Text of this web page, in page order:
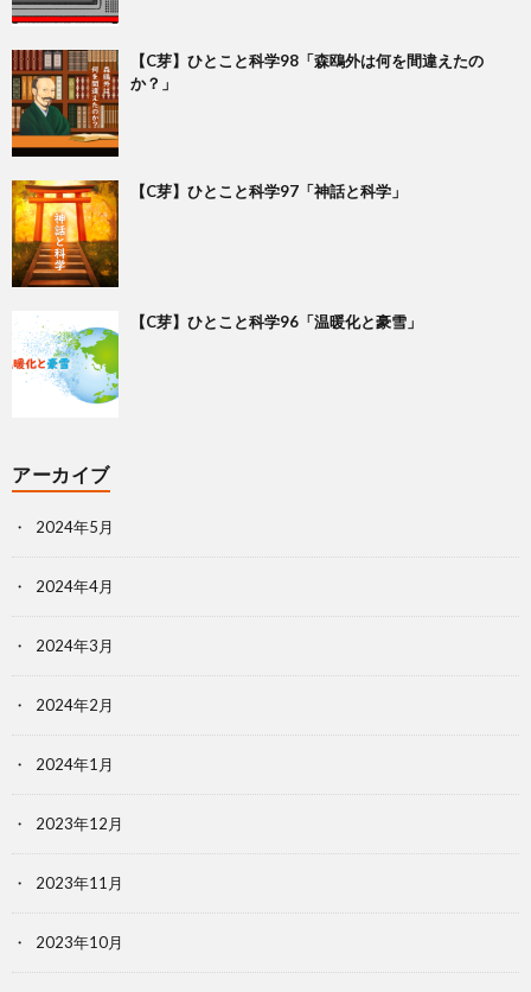
【C芽】ひとこと科学98「森鴎外は何を間違えたの
か？」
【C芽】ひとこと科学97「神話と科学」
【C芽】ひとこと科学96「温暖化と豪雪」
アーカイブ
2024年5月
2024年4月
2024年3月
2024年2月
2024年1月
2023年12月
2023年11月
2023年10月